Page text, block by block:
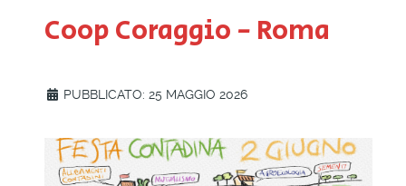
Coop Coraggio - Roma
PUBBLICATO: 25 MAGGIO 2026